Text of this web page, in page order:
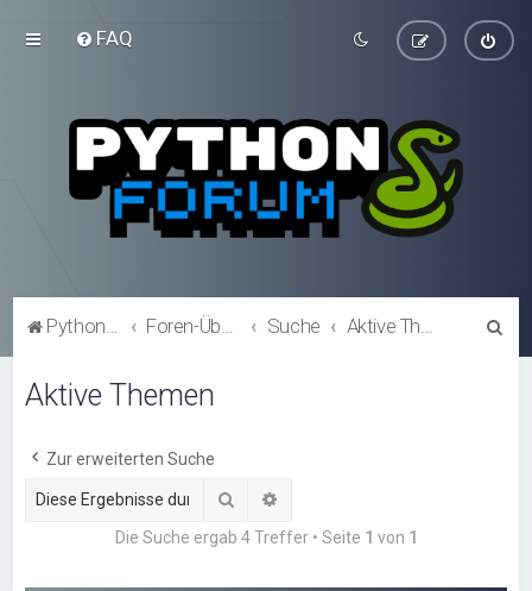
FAQ
Python-Forum.de Suche
Aktive Themen
Zur erweiterten Suche
Suche
Die Suche ergab 4 Treffer • Seite 1 von 1